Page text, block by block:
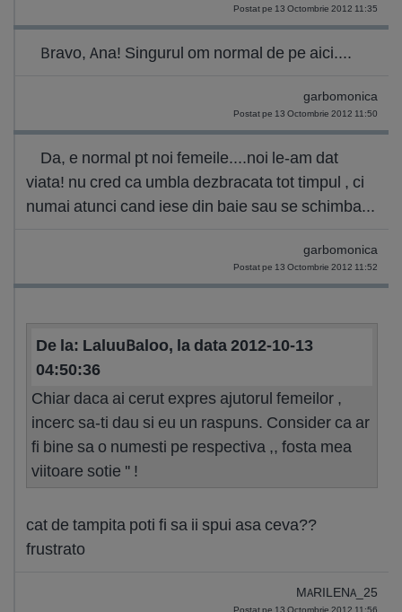
Postat pe 13 Octombrie 2012 11:35
Bravo, Ana! Singurul om normal de pe aici....
garbomonica
Postat pe 13 Octombrie 2012 11:50
Da, e normal pt noi femeile....noi le-am dat
viata! nu cred ca umbla dezbracata tot timpul , ci
numai atunci cand iese din baie sau se schimba...
garbomonica
Postat pe 13 Octombrie 2012 11:52
De la: LaluuBaloo, la data 2012-10-13
04:50:36
Chiar daca ai cerut expres ajutorul femeilor ,
incerc sa-ti dau si eu un raspuns. Consider ca ar
fi bine sa o numesti pe respectiva ,, fosta mea
viitoare sotie '' !
cat de tampita poti fi sa ii spui asa ceva??
frustrato
MARILENA_25